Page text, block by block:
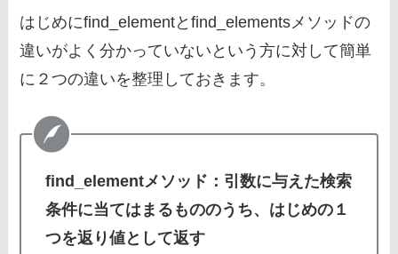
はじめにfind_elementとfind_elementsメソッドの
違いがよく分かっていないという方に対して簡単
に２つの違いを整理しておきます。
find_elementメソッド：引数に与えた検索
条件に当てはまるもののうち、はじめの１
つを返り値として返す